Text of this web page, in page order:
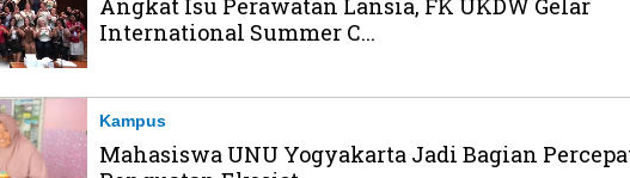
Angkat Isu Perawatan Lansia, FK UKDW Gelar
International Summer C...
Kampus
Mahasiswa UNU Yogyakarta Jadi Bagian